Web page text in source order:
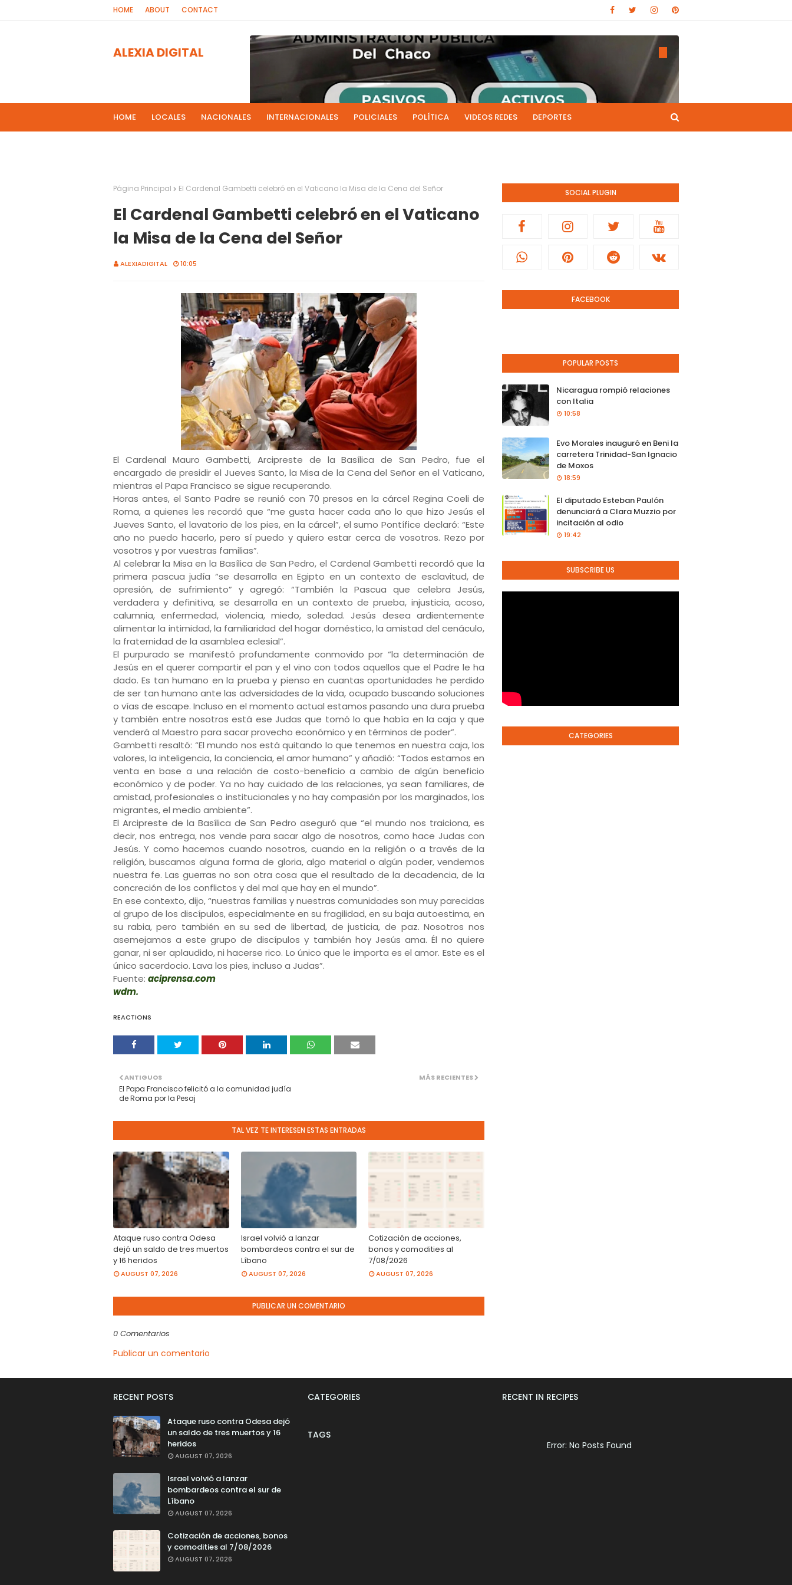
HOME ABOUT CONTACT
ALEXIA DIGITAL
HOME LOCALES NACIONALES INTERNACIONALES POLICIALES POLÍTICA VIDEOS REDES DEPORTES
Página Principal El Cardenal Gambetti celebró en el Vaticano la Misa de la Cena del Señor
El Cardenal Gambetti celebró en el Vaticano
la Misa de la Cena del Señor
ALEXIADIGITAL 10:05
El Cardenal Mauro Gambetti, Arcipreste de la Basílica de San Pedro, fue el
encargado de presidir el Jueves Santo, la Misa de la Cena del Señor en el Vaticano,
mientras el Papa Francisco se sigue recuperando.
Horas antes, el Santo Padre se reunió con 70 presos en la cárcel Regina Coeli de
Roma, a quienes les recordó que “me gusta hacer cada año lo que hizo Jesús el
Jueves Santo, el lavatorio de los pies, en la cárcel”, el sumo Pontífice declaró: “Este
año no puedo hacerlo, pero sí puedo y quiero estar cerca de vosotros. Rezo por
vosotros y por vuestras familias”.
Al celebrar la Misa en la Basílica de San Pedro, el Cardenal Gambetti recordó que la
primera pascua judía “se desarrolla en Egipto en un contexto de esclavitud, de
opresión, de sufrimiento” y agregó: “También la Pascua que celebra Jesús,
verdadera y definitiva, se desarrolla en un contexto de prueba, injusticia, acoso,
calumnia, enfermedad, violencia, miedo, soledad. Jesús desea ardientemente
alimentar la intimidad, la familiaridad del hogar doméstico, la amistad del cenáculo,
la fraternidad de la asamblea eclesial”.
El purpurado se manifestó profundamente conmovido por “la determinación de
Jesús en el querer compartir el pan y el vino con todos aquellos que el Padre le ha
dado. Es tan humano en la prueba y pienso en cuantas oportunidades he perdido
de ser tan humano ante las adversidades de la vida, ocupado buscando soluciones
o vías de escape. Incluso en el momento actual estamos pasando una dura prueba
y también entre nosotros está ese Judas que tomó lo que había en la caja y que
venderá al Maestro para sacar provecho económico y en términos de poder”.
Gambetti resaltó: “El mundo nos está quitando lo que tenemos en nuestra caja, los
valores, la inteligencia, la conciencia, el amor humano” y añadió: “Todos estamos en
venta en base a una relación de costo-beneficio a cambio de algún beneficio
económico y de poder. Ya no hay cuidado de las relaciones, ya sean familiares, de
amistad, profesionales o institucionales y no hay compasión por los marginados, los
migrantes, el medio ambiente”.
El Arcipreste de la Basílica de San Pedro aseguró que “el mundo nos traiciona, es
decir, nos entrega, nos vende para sacar algo de nosotros, como hace Judas con
Jesús. Y como hacemos cuando nosotros, cuando en la religión o a través de la
religión, buscamos alguna forma de gloria, algo material o algún poder, vendemos
nuestra fe. Las guerras no son otra cosa que el resultado de la decadencia, de la
concreción de los conflictos y del mal que hay en el mundo”.
En ese contexto, dijo, “nuestras familias y nuestras comunidades son muy parecidas
al grupo de los discípulos, especialmente en su fragilidad, en su baja autoestima, en
su rabia, pero también en su sed de libertad, de justicia, de paz. Nosotros nos
asemejamos a este grupo de discípulos y también hoy Jesús ama. Él no quiere
ganar, ni ser aplaudido, ni hacerse rico. Lo único que le importa es el amor. Este es el
único sacerdocio. Lava los pies, incluso a Judas”.
Fuente: aciprensa.com
wdm.
REACTIONS
MÁS RECIENTES
ANTIGUOS
El Papa Francisco felicitó a la comunidad judía
de Roma por la Pesaj
TAL VEZ TE INTERESEN ESTAS ENTRADAS
Ataque ruso contra Odesa
dejó un saldo de tres muertos
y 16 heridos
AUGUST 07, 2026
Israel volvió a lanzar
bombardeos contra el sur de
Líbano
AUGUST 07, 2026
Cotización de acciones,
bonos y comodities al
7/08/2026
AUGUST 07, 2026
PUBLICAR UN COMENTARIO
0 Comentarios
Publicar un comentario
SOCIAL PLUGIN
FACEBOOK
POPULAR POSTS
Nicaragua rompió relaciones
con Italia
10:58
Evo Morales inauguró en Beni la
carretera Trinidad-San Ignacio
de Moxos
18:59
El diputado Esteban Paulón
denunciará a Clara Muzzio por
incitación al odio
19:42
SUBSCRIBE US
CATEGORIES
RECENT POSTS
Ataque ruso contra Odesa dejó
un saldo de tres muertos y 16
heridos
AUGUST 07, 2026
Israel volvió a lanzar
bombardeos contra el sur de
Líbano
AUGUST 07, 2026
Cotización de acciones, bonos
y comodities al 7/08/2026
AUGUST 07, 2026
CATEGORIES
TAGS
RECENT IN RECIPES
Error: No Posts Found